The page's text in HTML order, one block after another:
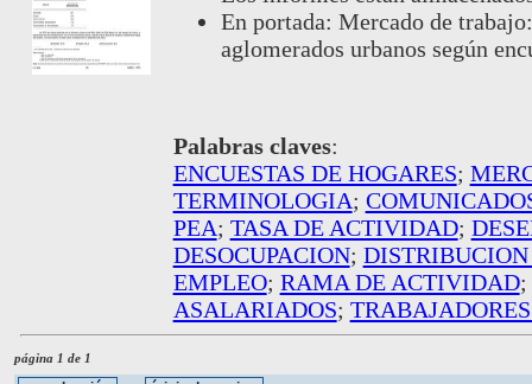
En portada: Mercado de
aglomerados urbanos según
Palabras claves:
ENCUESTAS DE HOGARES;
TERMINOLOGIA;
PEA; TASA DE ACTIVIDAD;
DESOCUPACION; DISTRIBUCION
EMPLEO; RAMA DE ACTIVIDAD;
ASALARIADOS;
página 1 de 1